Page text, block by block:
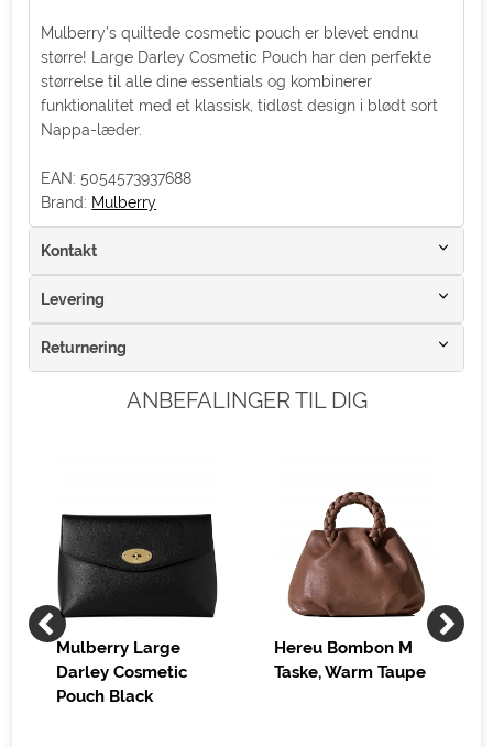
Mulberry’s quiltede cosmetic pouch er blevet endnu
større! Large Darley Cosmetic Pouch har den perfekte
størrelse til alle dine essentials og kombinerer
funktionalitet med et klassisk, tidløst design i blødt sort
Nappa-læder.
EAN: 5054573937688
Brand: Mulberry
Kontakt
Levering
Returnering
ANBEFALINGER TIL DIG
Mulberry Large
Darley Cosmetic
Pouch Black
Hereu Bombon M
Taske, Warm Taupe